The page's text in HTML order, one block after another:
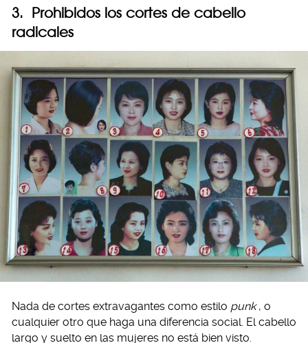
3. Prohibidos los cortes de cabello
radicales
Nada de cortes extravagantes como estilo punk , o
cualquier otro que haga una diferencia social. El cabello
largo y suelto en las mujeres no está bien visto.